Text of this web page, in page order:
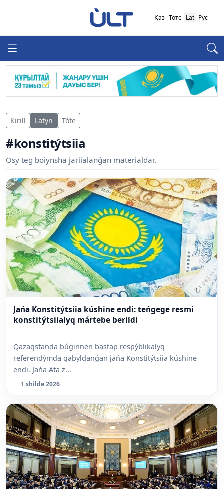
Қаз Төте Lat Рус
Kirill Latyn Tóte
#konstitýtsiia
Osy teg boiynsha jariialanǵan materialdar.
Jańa Konstitýtsiia kúshine endi: teńgege resmi
konstitýtsiialyq mártebe berildi
Qazaqstanda búginnen bastap respýblikalyq
referendýmda qabyldanǵan jańa Konstitýtsiia kúshine
endi. Jańa Ata z...
1 shilde 2026